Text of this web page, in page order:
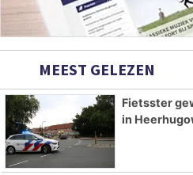
MEEST GELEZEN
Fietsster
in